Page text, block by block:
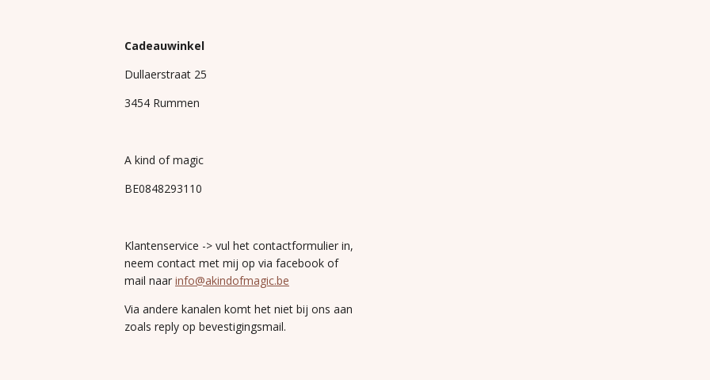
Cadeauwinkel
Dullaerstraat 25
3454 Rummen
A kind of magic
BE0848293110
Klantenservice -> vul het contactformulier in,
neem contact met mij op via facebook of
mail naar info@akindofmagic.be
Via andere kanalen komt het niet bij ons aan
zoals reply op bevestigingsmail.